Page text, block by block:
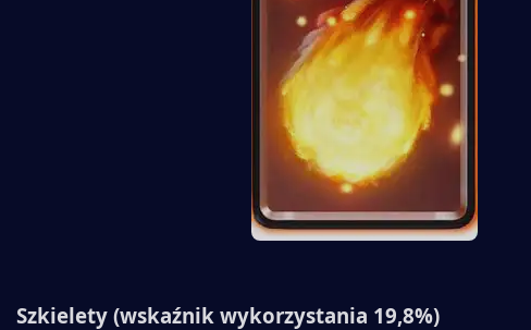
Szkielety (wskaźnik wykorzystania 19,8%)